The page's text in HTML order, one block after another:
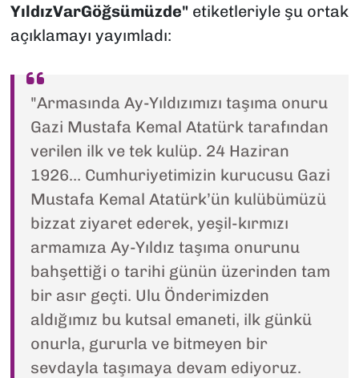
YıldızVarGöğsümüzde"etiketleriyle şu ortak
açıklamayı yayımladı:
"Armasında Ay-Yıldızımızı taşıma onuru
Gazi Mustafa Kemal Atatürk tarafından
verilen ilk ve tek kulüp. 24 Haziran
1926… Cumhuriyetimizin kurucusu Gazi
Mustafa Kemal Atatürk’ün kulübümüzü
bizzat ziyaret ederek, yeşil-kırmızı
armamıza Ay-Yıldız taşıma onurunu
bahşettiği o tarihi günün üzerinden tam
bir asır geçti. Ulu Önderimizden
aldığımız bu kutsal emaneti, ilk günkü
onurla, gururla ve bitmeyen bir
sevdayla taşımaya devam ediyoruz.